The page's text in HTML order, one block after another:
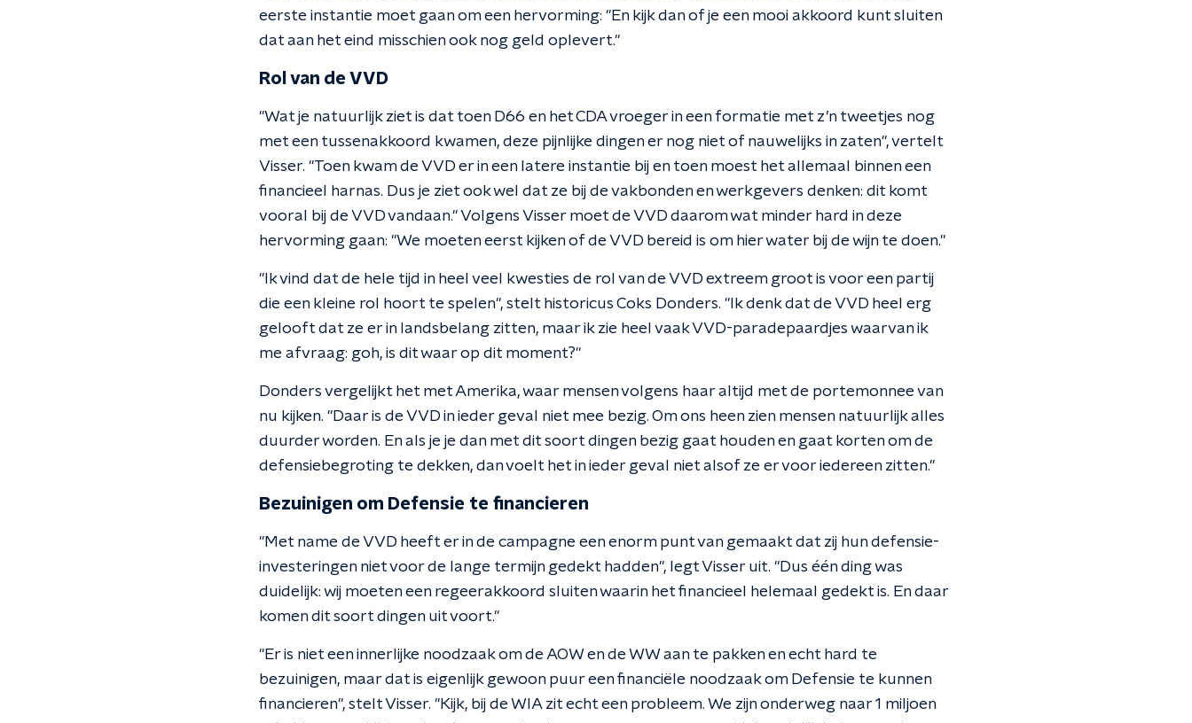
eerste instantie moet gaan om een hervorming: "En kijk dan of je een mooi akkoord kunt sluiten
dat aan het eind misschien ook nog geld oplevert."
Rol van de VVD
"Wat je natuurlijk ziet is dat toen D66 en het CDA vroeger in een formatie met z’n tweetjes nog
met een tussenakkoord kwamen, deze pijnlijke dingen er nog niet of nauwelijks in zaten", vertelt
Visser. "Toen kwam de VVD er in een latere instantie bij en toen moest het allemaal binnen een
financieel harnas. Dus je ziet ook wel dat ze bij de vakbonden en werkgevers denken: dit komt
vooral bij de VVD vandaan." Volgens Visser moet de VVD daarom wat minder hard in deze
hervorming gaan: "We moeten eerst kijken of de VVD bereid is om hier water bij de wijn te doen."
"Ik vind dat de hele tijd in heel veel kwesties de rol van de VVD extreem groot is voor een partij
die een kleine rol hoort te spelen", stelt historicus Coks Donders. "Ik denk dat de VVD heel erg
gelooft dat ze er in landsbelang zitten, maar ik zie heel vaak VVD-paradepaardjes waarvan ik
me afvraag: goh, is dit waar op dit moment?"
Donders vergelijkt het met Amerika, waar mensen volgens haar altijd met de portemonnee van
nu kijken. "Daar is de VVD in ieder geval niet mee bezig. Om ons heen zien mensen natuurlijk alles
duurder worden. En als je je dan met dit soort dingen bezig gaat houden en gaat korten om de
defensiebegroting te dekken, dan voelt het in ieder geval niet alsof ze er voor iedereen zitten."
Bezuinigen om Defensie te financieren
"Met name de VVD heeft er in de campagne een enorm punt van gemaakt dat zij hun defensie-
investeringen niet voor de lange termijn gedekt hadden", legt Visser uit. "Dus één ding was
duidelijk: wij moeten een regeerakkoord sluiten waarin het financieel helemaal gedekt is. En daar
komen dit soort dingen uit voort."
"Er is niet een innerlijke noodzaak om de AOW en de WW aan te pakken en echt hard te
bezuinigen, maar dat is eigenlijk gewoon puur een financiële noodzaak om Defensie te kunnen
financieren", stelt Visser. "Kijk, bij de WIA zit echt een probleem. We zijn onderweg naar 1 miljoen